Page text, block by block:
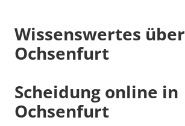
Wissenswertes über
Ochsenfurt
Scheidung online in
Ochsenfurt